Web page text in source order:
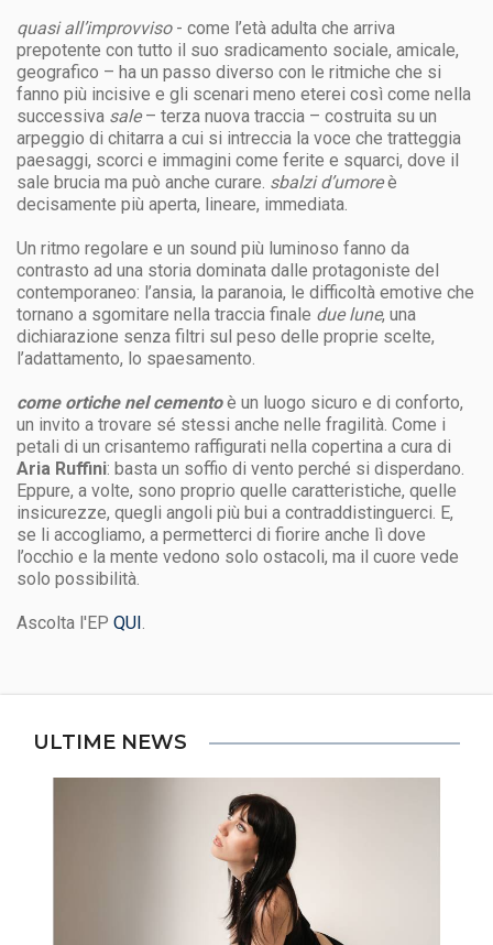
quasi all’improvviso- come l’età adulta che arriva
prepotente con tutto il suo sradicamento sociale, amicale,
geografico – ha un passo diverso con le ritmiche che si
fanno più incisive e gli scenari meno eterei così come nella
successiva sale– terza nuova traccia – costruita su un
arpeggio di chitarra a cui si intreccia la voce che tratteggia
paesaggi, scorci e immagini come ferite e squarci, dove il
sale brucia ma può anche curare. sbalzi d’umoreè
decisamente più aperta, lineare, immediata.
Un ritmo regolare e un sound più luminoso fanno da
contrasto ad una storia dominata dalle protagoniste del
contemporaneo: l’ansia, la paranoia, le difficoltà emotive che
tornano a sgomitare nella traccia finale due lune, una
dichiarazione senza filtri sul peso delle proprie scelte,
l’adattamento, lo spaesamento.
come ortiche nel cementoè un luogo sicuro e di conforto,
un invito a trovare sé stessi anche nelle fragilità. Come i
petali di un crisantemo raffigurati nella copertina a cura di
Aria Ruffini: basta un soffio di vento perché si disperdano.
Eppure, a volte, sono proprio quelle caratteristiche, quelle
insicurezze, quegli angoli più bui a contraddistinguerci. E,
se li accogliamo, a permetterci di fiorire anche lì dove
l’occhio e la mente vedono solo ostacoli, ma il cuore vede
solo possibilità.
Ascolta l'EP QUI.
ULTIME NEWS